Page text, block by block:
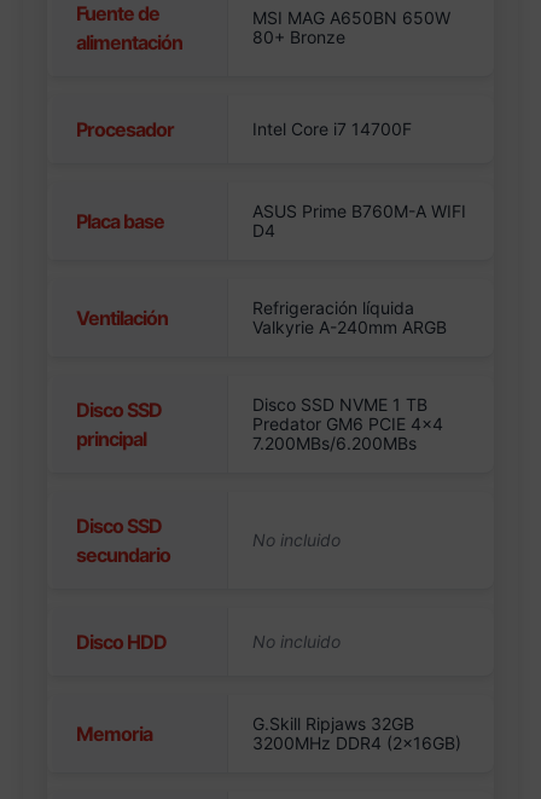
Fuente de
alimentación
MSI MAG A650BN 650W
80+ Bronze
Procesador Intel Core i7 14700F
Placa base
ASUS Prime B760M-A WIFI
D4
Ventilación
Refrigeración líquida
Valkyrie A-240mm ARGB
Disco SSD
principal
Disco SSD NVME 1 TB
Predator GM6 PCIE 4×4
7.200MBs/6.200MBs
Disco SSD
secundario
Disco HDD
Memoria
G.Skill Ripjaws 32GB
3200MHz DDR4 (2x16GB)